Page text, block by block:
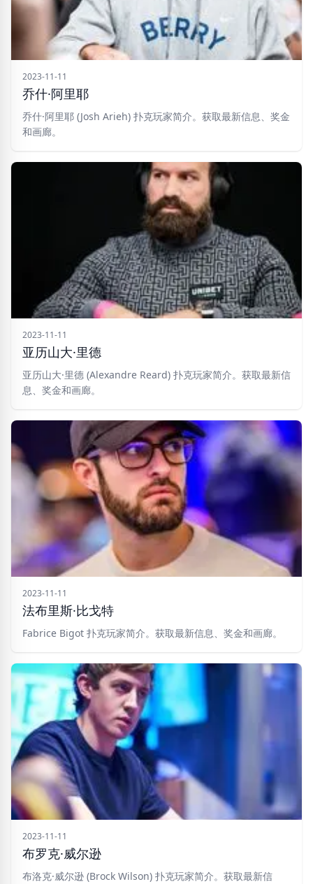
2023-11-11
乔什·阿里耶
乔什·阿里耶 (Josh Arieh) 扑克玩家简介。获取最新信息、奖金
和画廊。
2023-11-11
亚历山大·里德
亚历山大·里德 (Alexandre Reard) 扑克玩家简介。获取最新信
息、奖金和画廊。
2023-11-11
法布里斯·比戈特
Fabrice Bigot 扑克玩家简介。获取最新信息、奖金和画廊。
2023-11-11
布罗克·威尔逊
布洛克·威尔逊 (Brock Wilson) 扑克玩家简介。获取最新信